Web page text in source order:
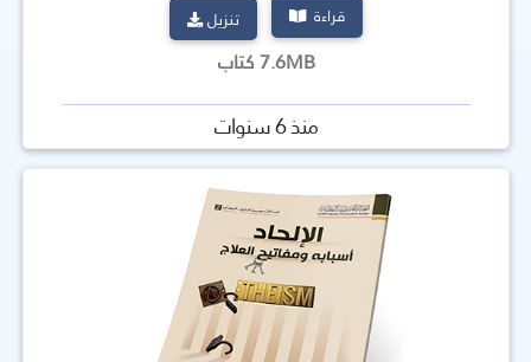
قراءة تنزيل
7.6MB كتاب
منذ 6 سنوات